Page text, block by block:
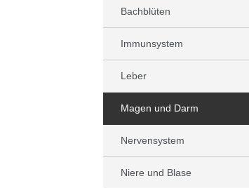
Bachblüten
Immunsystem
Leber
Magen und Darm
Nervensystem
Niere und Blase